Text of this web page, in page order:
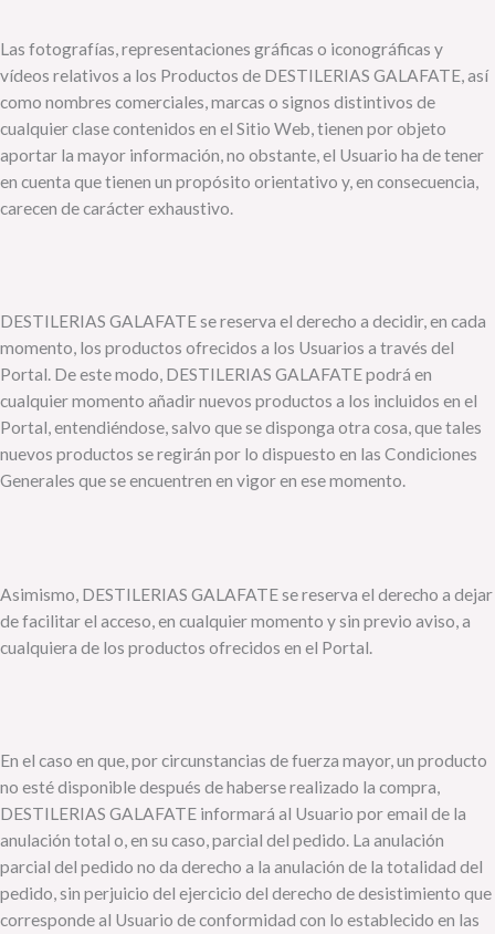
Las fotografías, representaciones gráficas o iconográficas y
vídeos relativos a los Productos de DESTILERIAS GALAFATE, así
como nombres comerciales, marcas o signos distintivos de
cualquier clase contenidos en el Sitio Web, tienen por objeto
aportar la mayor información, no obstante, el Usuario ha de tener
en cuenta que tienen un propósito orientativo y, en consecuencia,
carecen de carácter exhaustivo.
DESTILERIAS GALAFATE se reserva el derecho a decidir, en cada
momento, los productos ofrecidos a los Usuarios a través del
Portal. De este modo, DESTILERIAS GALAFATE podrá en
cualquier momento añadir nuevos productos a los incluidos en el
Portal, entendiéndose, salvo que se disponga otra cosa, que tales
nuevos productos se regirán por lo dispuesto en las Condiciones
Generales que se encuentren en vigor en ese momento.
Asimismo, DESTILERIAS GALAFATE se reserva el derecho a dejar
de facilitar el acceso, en cualquier momento y sin previo aviso, a
cualquiera de los productos ofrecidos en el Portal.
En el caso en que, por circunstancias de fuerza mayor, un producto
no esté disponible después de haberse realizado la compra,
DESTILERIAS GALAFATE informará al Usuario por email de la
anulación total o, en su caso, parcial del pedido. La anulación
parcial del pedido no da derecho a la anulación de la totalidad del
pedido, sin perjuicio del ejercicio del derecho de desistimiento que
corresponde al Usuario de conformidad con lo establecido en las